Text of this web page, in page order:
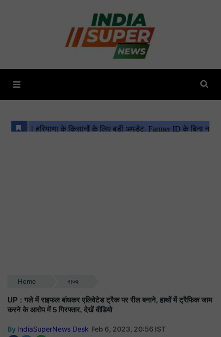
Home राज्य
UP : गले में राइफल बांधकर एलिवेटेड ट्रैक पर रील बनाने, हाथों में ट्रैफिक जाम
करने के आरोप में 5 गिरफ्तार, देखें वीडियो
By IndiaSuperNews Desk Feb 6, 2023, 20:56 IST